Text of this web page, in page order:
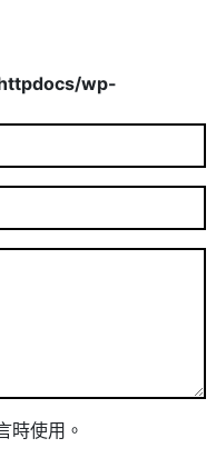
wp-
時使用。